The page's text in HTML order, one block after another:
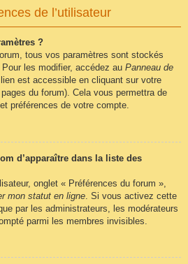
de l’utilisateur
?
tous vos paramètres sont stockés
les modifier, accédez au Panneau de
est accessible en cliquant sur votre
du forum). Cela vous permettra de
préférences de votre compte.
d’apparaître dans la liste des
onglet « Préférences du forum »,
mon statut en ligne . Si vous activez cette
par les administrateurs, les modérateurs
parmi les membres invisibles.